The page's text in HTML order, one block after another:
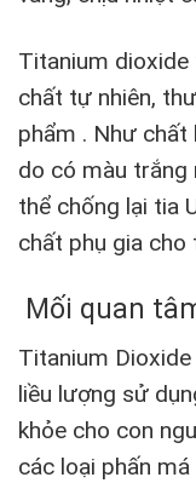
Titanium
chất tự nhiên,
phẩm . Như
do có màu trắng
thể chống lại tia
chất phụ gia cho
Mối quan
Titanium
liều lượng sử
khỏe cho con
các loại phấn